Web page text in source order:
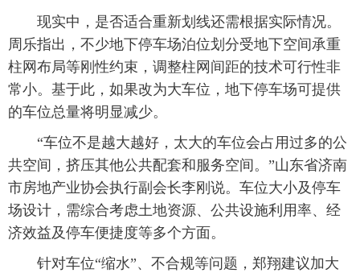
现实中，是否适合重新划线还需根据实际情况。
周乐指出，不少地下停车场泊位划分受地下空间承重
柱网布局等刚性约束，调整柱网间距的技术可行性非
常小。基于此，如果改为大车位，地下停车场可提供
的车位总量将明显减少。
“车位不是越大越好，太大的车位会占用过多的公
共空间，挤压其他公共配套和服务空间。”山东省济南
市房地产业协会执行副会长李刚说。车位大小及停车
场设计，需综合考虑土地资源、公共设施利用率、经
济效益及停车便捷度等多个方面。
针对车位“缩水”、不合规等问题，郑翔建议加大